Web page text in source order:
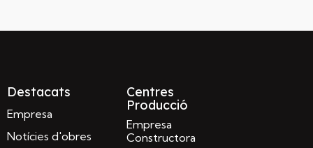
Destacats
Empresa
Notícies d'obres
Centres
Producció
Empresa
Constructora